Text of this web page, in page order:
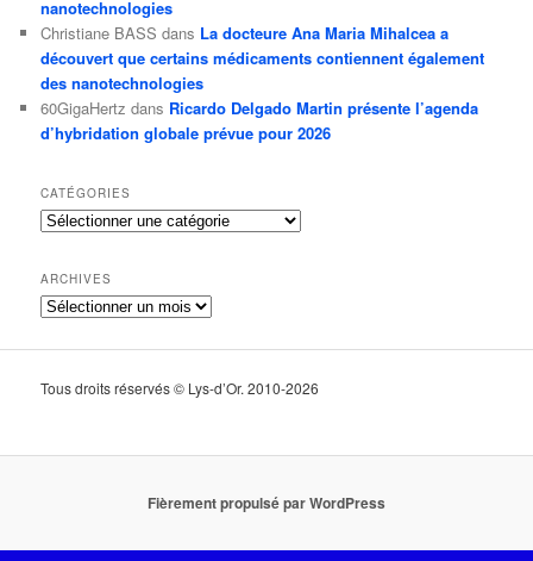
nanotechnologies
Christiane BASS dans La docteure Ana Maria Mihalcea a
découvert que certains médicaments contiennent également
des nanotechnologies
60GigaHertz dans Ricardo Delgado Martin présente l’agenda
d’hybridation globale prévue pour 2026
CATÉGORIES
Catégories
ARCHIVES
Archives
Tous droits réservés © Lys-d’Or. 2010-2026
Fièrement propulsé par WordPress